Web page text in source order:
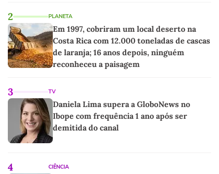
2 PLANETA
Em 1997, cobriram um local deserto na
Costa Rica com 12.000 toneladas de cascas
de laranja; 16 anos depois, ninguém
reconheceu a paisagem
3 TV
Daniela Lima supera a GloboNews no
Ibope com frequência 1 ano após ser
demitida do canal
4 CIÊNCIA